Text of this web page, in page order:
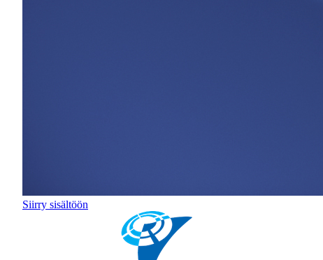
Siirry sisältöön